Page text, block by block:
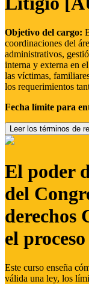
Objetivo del cargo:
coordinaciones del
administrativos,
interna y externa en
las víctimas,
los requerimientos
Fecha límite para
Leer los términos de
El poder
del
derechos
el
Este curso enseña
válida una ley, los